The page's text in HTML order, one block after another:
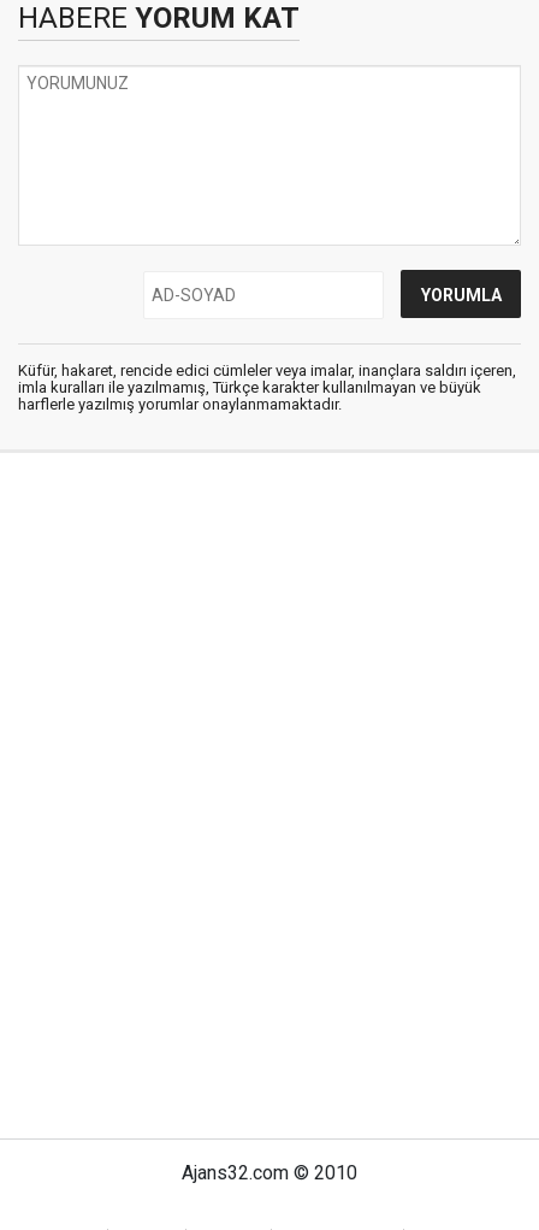
HABERE YORUM KAT
Küfür, hakaret, rencide edici cümleler veya imalar, inançlara saldırı içeren,
imla kuralları ile yazılmamış, Türkçe karakter kullanılmayan ve büyük
harflerle yazılmış yorumlar onaylanmamaktadır.
Ajans32.com © 2010